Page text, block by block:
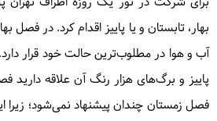
بهار، تابستان و یا پاییز اقدام کرد. در فصل
آب و هوا در مطلوب‌ترین حالت خود قرار
پاییز و برگ‌های هزار رنگ آن علاقه دارید
فصل زمستان چندان پیشنهاد نمی‌شود؛